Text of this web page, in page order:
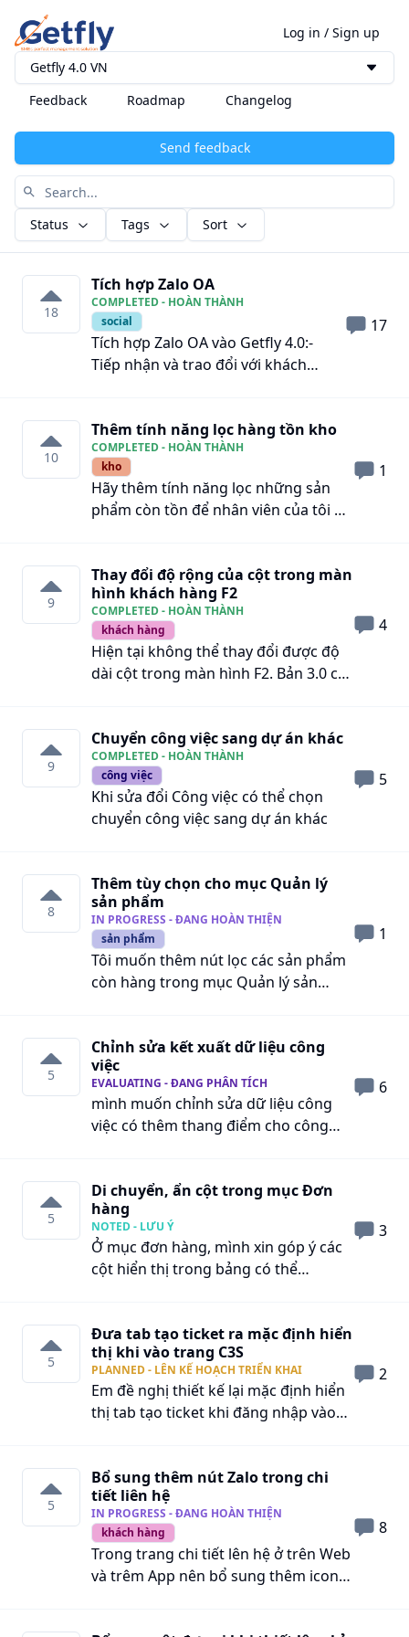
Getfly 4.0 VN
Feedback
Roadmap Changelog
Log in / Sign up
Send feedback
Status Tags Sort
18
Tích hợp Zalo OA
COMPLETED - HOÀN THÀNH
social
Tích hợp Zalo OA vào Getfly 4.0:-
Tiếp nhận và trao đổi với khách
Khách hàng qua cửa sổ phụ
17
10
Thêm tính năng lọc hàng tồn kho
COMPLETED - HOÀN THÀNH
kho
Hãy thêm tính năng lọc những sản
phẩm còn tồn để nhân viên của tôi dễ
thiệu và làm việc với khách hàng, đây
là lần thứ 2 tôi đề xuất yêu cầu này
nếu getfly không đáp ứng được,
doanh nghiệp chúng tôi sẽ ngưng sử
dụng phần mềm, xin cảm ơn!
1
9
Thay đổi độ rộng của cột trong màn
hình khách hàng F2
COMPLETED - HOÀN THÀNH
khách hàng
Hiện tại không thể thay đổi được độ
dài cột trong màn hình F2. Bản 3.0 có
4
9
Chuyển công việc sang dự án khác
COMPLETED - HOÀN THÀNH
công việc
Khi sửa đổi Công việc có thể chọn
chuyển công việc sang dự án khác
5
8
Thêm tùy chọn cho mục Quản lý
sản phẩm
IN PROGRESS - ĐANG HOÀN THIỆN
sản phẩm
Tôi muốn thêm nút lọc các sản phẩm
còn hàng trong mục Quản lý sản
1
5
Chỉnh sửa kết xuất dữ liệu công
việc
EVALUATING - ĐANG PHÂN TÍCH
mình muốn chỉnh sửa dữ liệu công
việc có thêm thang điểm cho công
kết thúc ngày kết thúc nhé
6
5
Di chuyển, ẩn cột trong mục Đơn
hàng
NOTED - LƯU Ý
Ở mục đơn hàng, mình xin góp ý các
cột hiển thị trong bảng có thể
3
5
Đưa tab tạo ticket ra mặc định hiển
thị khi vào trang C3S
PLANNED - LÊN KẾ HOẠCH TRIỂN KHAI
Em đề nghị thiết kế lại mặc định hiển
thị tab tạo ticket khi đăng nhập vào
hàng phản hồi. Khách hàng thường bị
nhầm tưởng là đã tạo ticket nhưng
thật sự là chưa tạo.
2
5
Bổ sung thêm nút Zalo trong chi
tiết liên hệ
IN PROGRESS - ĐANG HOÀN THIỆN
khách hàng
Trong trang chi tiết lên hệ ở trên Web
và trêm App nên bổ sung thêm icon
8